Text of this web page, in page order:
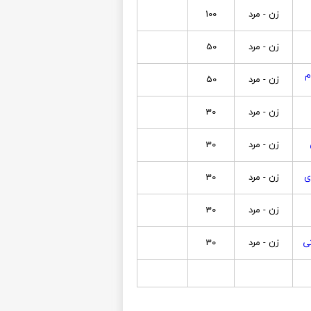
زن - مرد 100
زن - مرد
50
زن - مرد 50
زن - مرد 30
زن - مرد 30
زن - مرد 30
زن - مرد 30
زن - مرد 30